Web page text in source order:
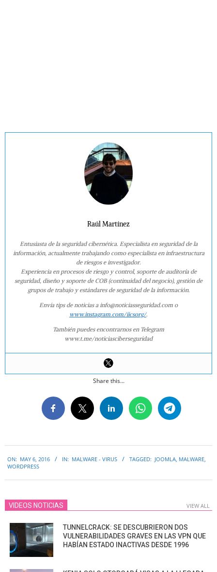
Raúl Martínez
Entusiasta de la seguridad cibernética. Especialista en seguridad de la
información, actualmente trabajando como especialista en infraestructura
de riesgos e investigador.
Experiencia en procesos de riesgo y control, soporte de auditoría de
seguridad, diseño y soporte de COB (continuidad del negocio), gestión de
grupos de trabajo y estándares de seguridad de la información.
Envía tips de noticias a info@noticiasseguridad.com o
www.instagram.com/iicsorg/.
También puedes encontrarnos en Telegram
www.t.me/noticiasciberseguridad
Share this...
05-
ON: MAY 6, 2016 IN: MALWARE - VIRUS TAGGED: JOOMLA, MALWARE,
WORDPRESS
VIDEOS NOTICIAS VIEW ALL
TUNNELCRACK: SE DESCUBRIERON DOS
VULNERABILIDADES GRAVES EN LAS VPN QUE
HABÍAN ESTADO INACTIVAS DESDE 1996